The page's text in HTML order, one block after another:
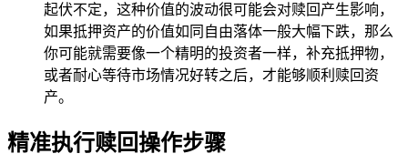
起伏不定，这种价值的波动很可能会对赎回产生影响，
如果抵押资产的价值如同自由落体一般大幅下跌，那么
你可能就需要像一个精明的投资者一样，补充抵押物，
或者耐心等待市场情况好转之后，才能够顺利赎回资
产。
精准执行赎回操作步骤